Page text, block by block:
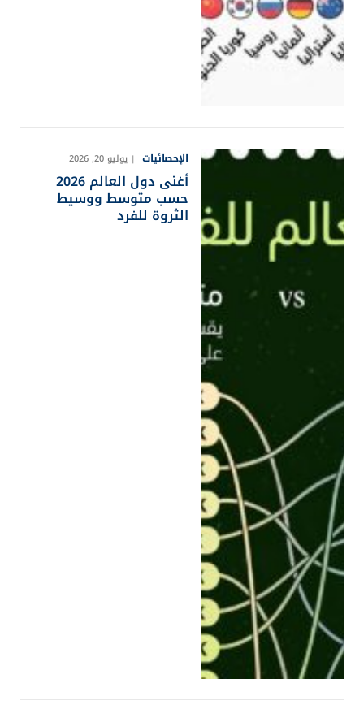
الإحصائيات يوليو 20, 2026
أغنى دول العالم 2026
حسب متوسط ووسيط
الثروة للفرد